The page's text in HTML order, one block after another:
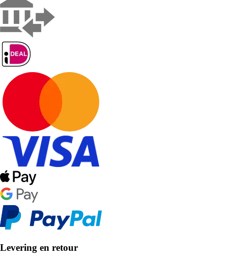
Levering en retour